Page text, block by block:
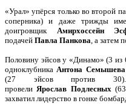
«Урал» упёрся только во второй
соперника) и даже трижды
доигровщик Амирхоссейн
подачей Павла Панкова, а затем
Половину эйсов у «Динамо» (3 из
одноклубникаАнтона Семышева
(27 эйсов против
провелиЯрослав Подлесных
захватил лидерство в гонке